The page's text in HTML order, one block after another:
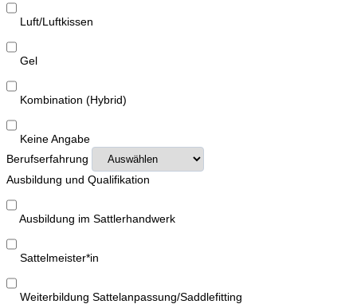
Luft/Luftkissen
Gel
Kombination (Hybrid)
Keine Angabe
Berufserfahrung
Ausbildung und Qualifikation
Ausbildung im Sattlerhandwerk
Sattelmeister*in
Weiterbildung Sattelanpassung/Saddlefitting